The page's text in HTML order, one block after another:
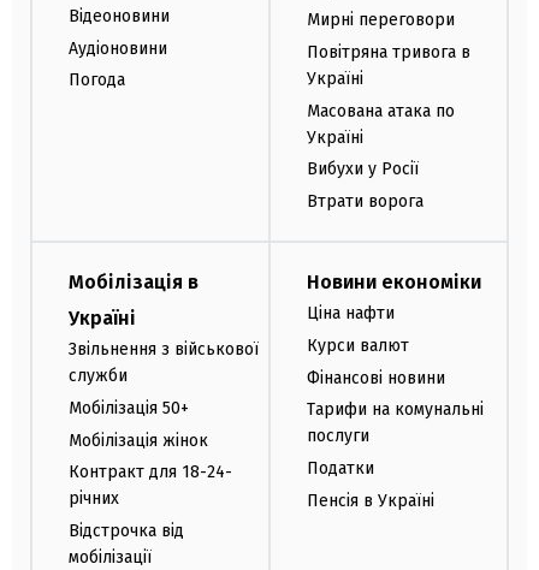
Відеоновини
Аудіоновини
Погода
Мирні переговори
Повітряна тривога в
Україні
Масована атака по
Україні
Вибухи у Росії
Втрати ворога
Мобілізація в
Україні
Звільнення з військової
служби
Мобілізація 50+
Мобілізація жінок
Контракт для 18-24-
річних
Відстрочка від
мобілізації
Новини економіки
Ціна нафти
Курси валют
Фінансові новини
Тарифи на комунальні
послуги
Податки
Пенсія в Україні